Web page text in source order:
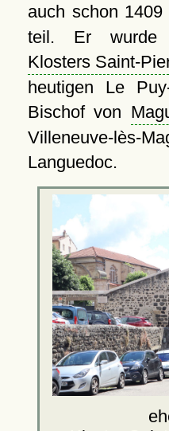
auch schon
teil. Er wurde
Klosters Saint-
heutigen Le
Bischof von
Villeneuve-
Languedoc.